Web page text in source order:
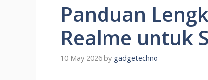
Panduan
Realme untuk
10 May 2026 by gadgetechno